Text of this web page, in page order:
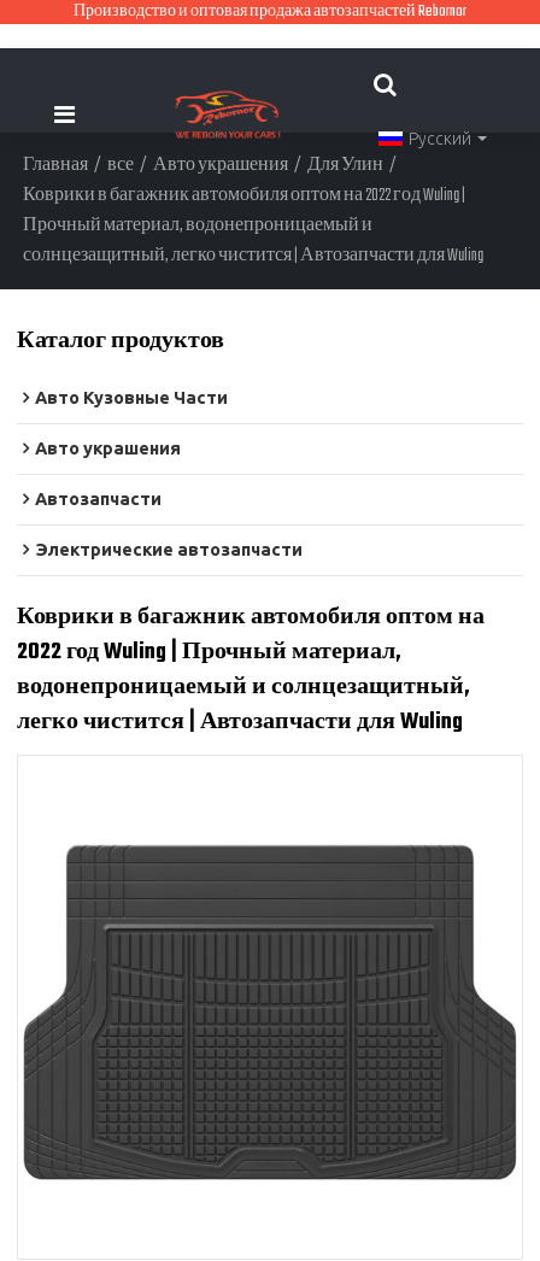
Производство и оптовая продажа автозапчастей Rebornor
Русский
Главная / все / Авто украшения / Для Улин /
Коврики в багажник автомобиля оптом на 2022 год Wuling |
Прочный материал, водонепроницаемый и
солнцезащитный, легко чистится | Автозапчасти для Wuling
Каталог продуктов
Авто Кузовные Части
Авто украшения
Автозапчасти
Электрические автозапчасти
Коврики в багажник автомобиля оптом на
2022 год Wuling | Прочный материал,
водонепроницаемый и солнцезащитный,
легко чистится | Автозапчасти для Wuling